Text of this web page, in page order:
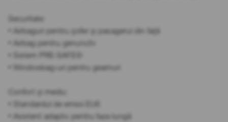
Securitate:
• Airbaguri pentru șofer și pasagerul din față
• Airbag pentru genunchi
• Sistem PRE-SAFE®
• Windowbag-uri pentru geamuri
Confort și mediu:
• Standardul de emisii EU6
• Asistent adaptiv pentru faza lungă